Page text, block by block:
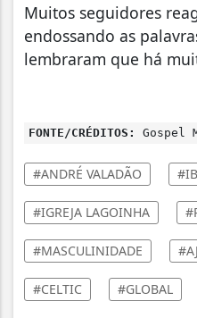
Muitos seguidores
endossando as
lembraram que há
FONTE/CRÉDITOS: Gospel
#ANDRÉ VALADÃO
#IGREJA LAGOINHA
#MASCULINIDADE
#CELTIC #GLOBAL